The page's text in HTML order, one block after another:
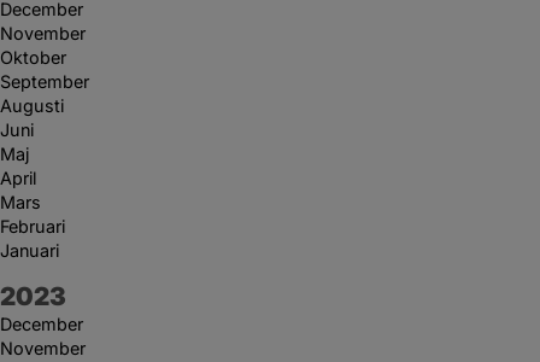
December
November
Oktober
September
Augusti
Juni
Maj
April
Mars
Februari
Januari
År:
2023
December
November